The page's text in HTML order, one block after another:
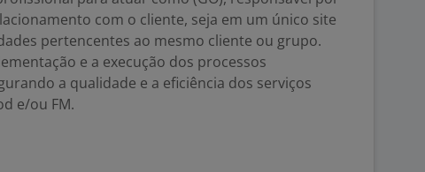
com o cliente, seja em um único site
pertencentes ao mesmo cliente ou grupo.
e a execução dos processos
a qualidade e a eficiência dos serviços
e/ou FM.